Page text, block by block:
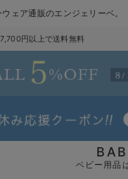
ェア通販のエンジェリーベ。
円以上で送料無料
ベビー用品